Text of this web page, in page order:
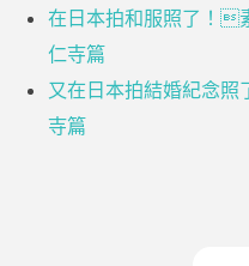
在日本拍和服照了！
仁寺篇
又在日本拍結婚紀念照
寺篇